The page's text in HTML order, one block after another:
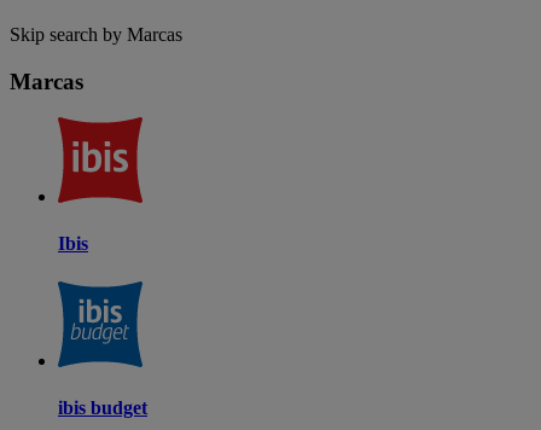
Skip search by Marcas
Marcas
Ibis
ibis budget